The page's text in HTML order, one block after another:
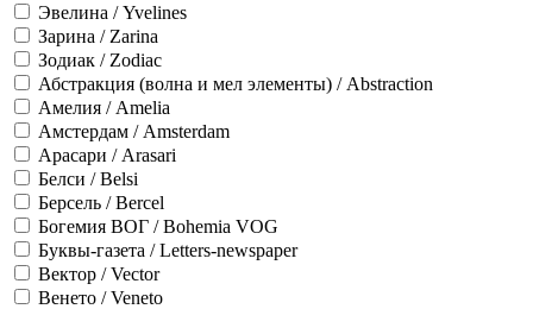
Эвелина / Yvelines
Зарина / Zarina
Зодиак / Zodiac
Абстракция (волна и мел элементы) / Abstraction
Амелия / Amelia
Амстердам / Amsterdam
Арасари / Arasari
Белси / Belsi
Берсель / Bercel
Богемия ВОГ / Bohemia VOG
Буквы-газета / Letters-newspaper
Вектор / Vector
Венето / Veneto